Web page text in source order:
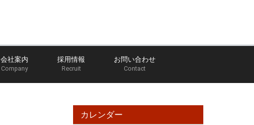
会社案内
Company
採用情報
Recruit
お問い合わせ
Contact
ブログ 館林店のブログ
カレンダー